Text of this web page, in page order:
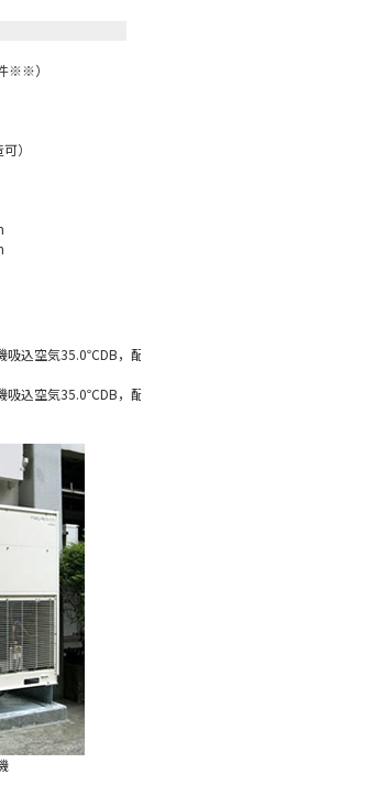
※※）
）
込空気35.0℃DB，配
込空気35.0℃DB，配